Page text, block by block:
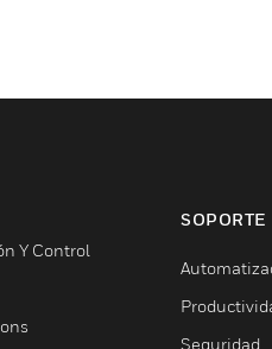
Y Control
SOPORTE
Seguridad